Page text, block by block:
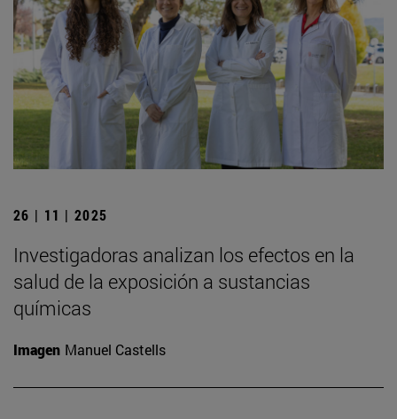
26 | 11 | 2025
Investigadoras analizan los efectos en la
salud de la exposición a sustancias
químicas
Imagen Manuel Castells